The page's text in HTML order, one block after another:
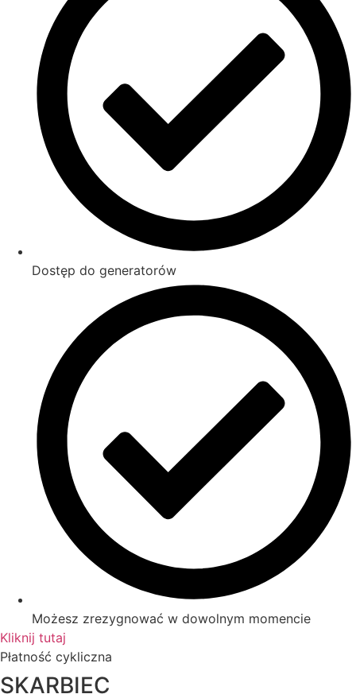
Dostęp do generatorów
Możesz zrezygnować w dowolnym momencie
Kliknij tutaj
Płatność cykliczna
SKARBIEC